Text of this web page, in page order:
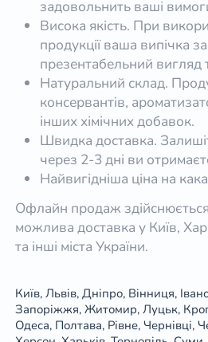
задовольнить ваші
Висока якість. При
продукції ваша випічка
презентабельний вигляд
Натуральний склад.
консервантів,
інших хімічних добавок.
Швидка доставка.
через 2-3 дні ви
Найвигідніша ціна на
Офлайн продаж
можлива доставка у Київ,
та інші міста України.
Київ, Львів, Дніпро, Вінниця,
Запоріжжя, Житомир, Луцьк,
Одеса, Полтава, Рівне, Чернівці,